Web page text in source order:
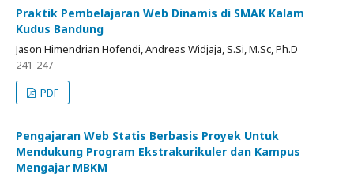
Praktik Pembelajaran Web Dinamis di SMAK Kalam
Kudus Bandung
Jason Himendrian Hofendi, Andreas Widjaja, S.Si, M.Sc, Ph.D
241-247
PDF
Pengajaran Web Statis Berbasis Proyek Untuk
Mendukung Program Ekstrakurikuler dan Kampus
Mengajar MBKM